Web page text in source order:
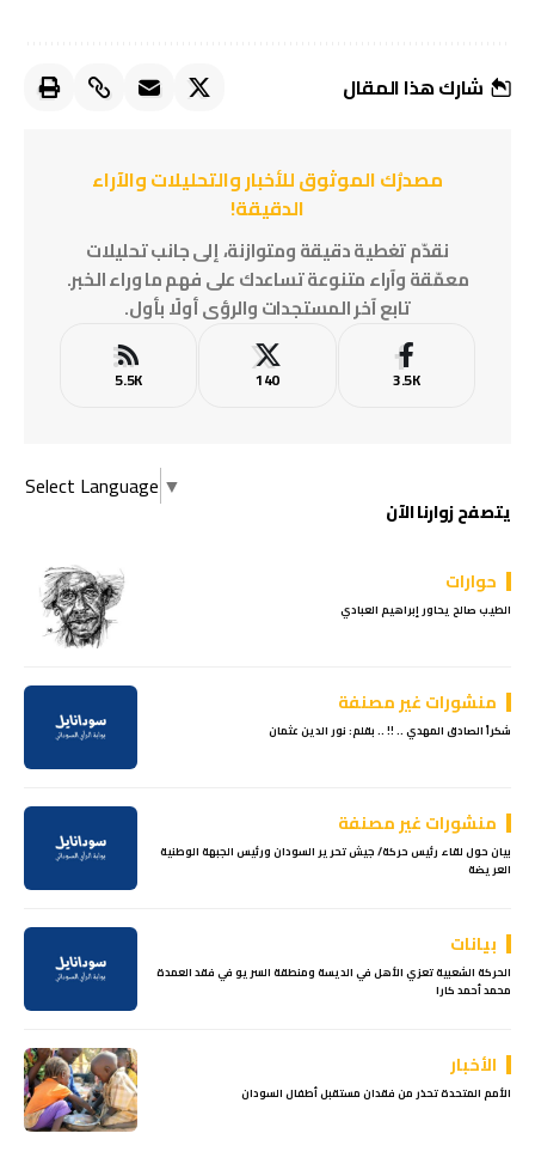
شارك هذا المقال
مصدرُك الموثوق للأخبار والتحليلات والآراء
الدقيقة!
نقدّم تغطية دقيقة ومتوازنة، إلى جانب تحليلات
معمّقة وآراء متنوعة تساعدك على فهم ما وراء الخبر.
تابع آخر المستجدات والرؤى أولًا بأول.
3.5K
140
5.5K
Select Language ▼
يتصفح زوارنا الآن
حوارات
الطيب صالح يحاور إبراهيم العبادي
منشورات غير مصنفة
شكراً الصادق المهدي .. !! .. بقلم: نور الدين عثمان
منشورات غير مصنفة
بيان حول لقاء رئيس حركة/ جيش تحرير السودان ورئيس الجبهة الوطنية
العريضة
بيانات
الحركة الشعبية تعزي الأهل في الديسة ومنطقة السريو في فقد العمدة
محمد أحمد كارا
الأخبار
الأمم المتحدة تحذر من فقدان مستقبل أطفال السودان